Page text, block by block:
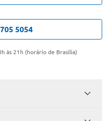
5054
às 21h (horário de Brasília)